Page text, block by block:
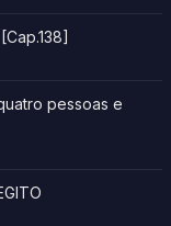
pessoas e